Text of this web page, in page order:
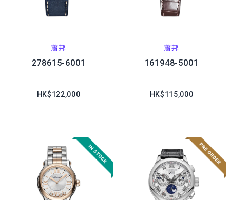
蕭邦
278615-6001
HK$122,000
蕭邦
161948-5001
HK$115,000